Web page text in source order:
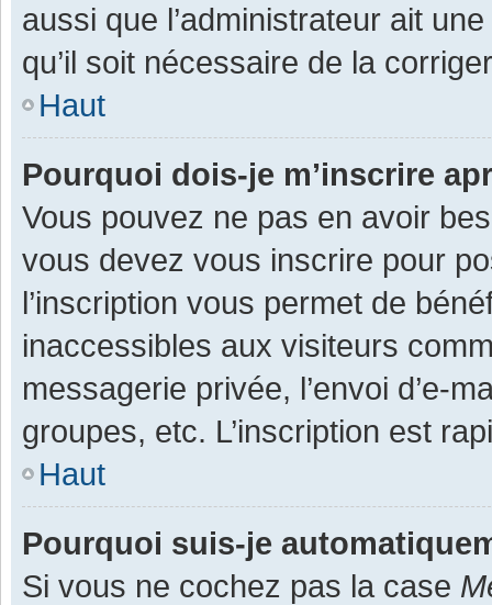
aussi que l’administrateur ait
qu’il soit nécessaire de la
Haut
Pourquoi dois-je m’inscrire
Vous pouvez ne pas en avoir
vous devez vous inscrire pour
l’inscription vous permet de
inaccessibles aux visiteurs
messagerie privée, l’envoi d’e-
groupes, etc. L’inscription est
Haut
Pourquoi suis-je
Si vous ne cochez pas la case